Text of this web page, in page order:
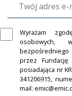
Wyrażam
osobowych,
przez Fundację
posiadająca nr
341206915,
mail: